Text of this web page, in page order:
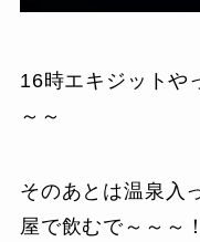
16時エキジットや
～～
そのあとは温泉入
屋で飲むで～～～